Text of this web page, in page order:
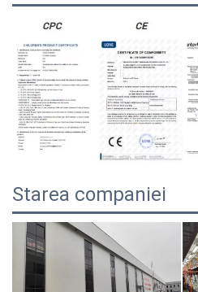
Starea companiei